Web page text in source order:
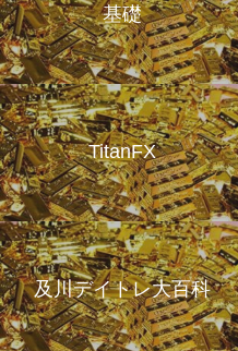
基礎
TitanFX
及川デイトレ大百科